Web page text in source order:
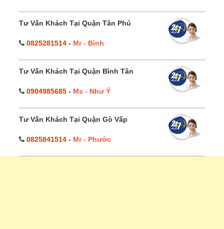
Tư Vấn Khách Tại Quận Tân Phú
0825281514 - Mr - Bình
Tư Vấn Khách Tại Quận Bình Tân
0904985685 - Ms - Như Ý
Tư Vấn Khách Tại Quận Gò Vấp
0825841514 - Mr - Phước